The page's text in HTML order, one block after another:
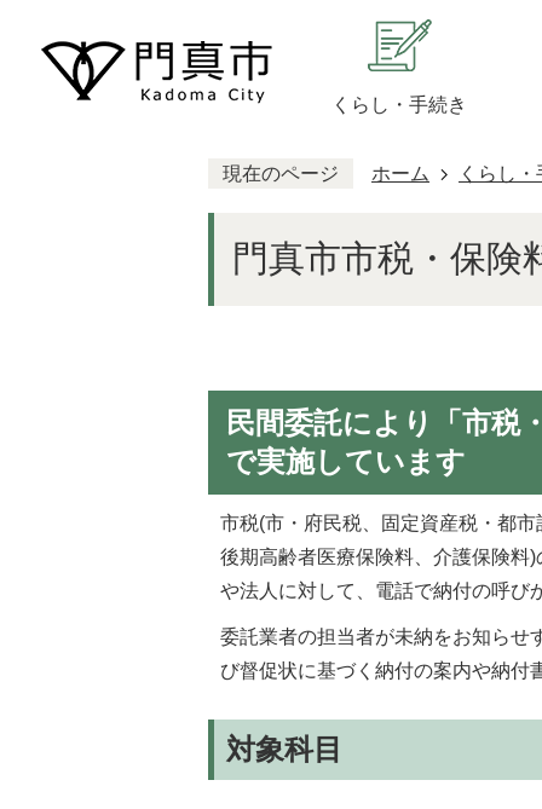
くらし・手続き
現在のページ ホーム くらし・
門真市市税・保険
民間委託により「市税
で実施しています
市税(市・府民税、固定資産税・都
後期高齢者医療保険料、介護保険料
や法人に対して、電話で納付の呼び
委託業者の担当者が未納をお知らせ
び督促状に基づく納付の案内や納付
対象科目